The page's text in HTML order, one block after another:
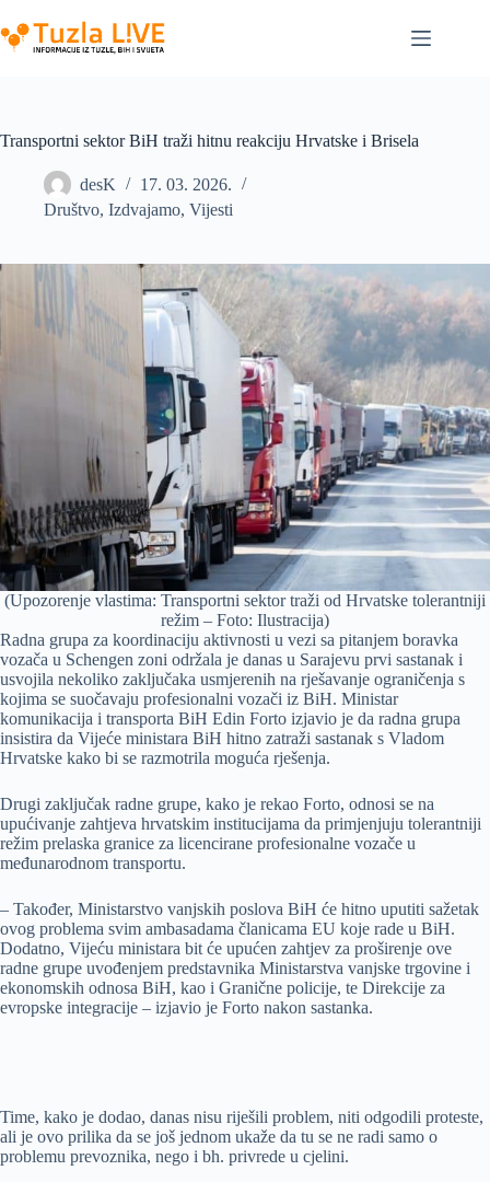
to
content
Transportni sektor BiH traži hitnu reakciju Hrvatske i Brisela
desK
17. 03. 2026.
Društvo, Izdvajamo, Vijesti
(Upozorenje vlastima: Transportni sektor traži od Hrvatske tolerantniji
režim – Foto: Ilustracija)
Radna grupa za koordinaciju aktivnosti u vezi sa pitanjem boravka
vozača u Schengen zoni održala je danas u Sarajevu prvi sastanak i
usvojila nekoliko zaključaka usmjerenih na rješavanje ograničenja s
kojima se suočavaju profesionalni vozači iz BiH. Ministar
komunikacija i transporta BiH Edin Forto izjavio je da radna grupa
insistira da Vijeće ministara BiH hitno zatraži sastanak s Vladom
Hrvatske kako bi se razmotrila moguća rješenja.
Drugi zaključak radne grupe, kako je rekao Forto, odnosi se na
upućivanje zahtjeva hrvatskim institucijama da primjenjuju tolerantniji
režim prelaska granice za licencirane profesionalne vozače u
međunarodnom transportu.
– Također, Ministarstvo vanjskih poslova BiH će hitno uputiti sažetak
ovog problema svim ambasadama članicama EU koje rade u BiH.
Dodatno, Vijeću ministara bit će upućen zahtjev za proširenje ove
radne grupe uvođenjem predstavnika Ministarstva vanjske trgovine i
ekonomskih odnosa BiH, kao i Granične policije, te Direkcije za
evropske integracije – izjavio je Forto nakon sastanka.
Time, kako je dodao, danas nisu riješili problem, niti odgodili proteste,
ali je ovo prilika da se još jednom ukaže da tu se ne radi samo o
problemu prevoznika, nego i bh. privrede u cjelini.